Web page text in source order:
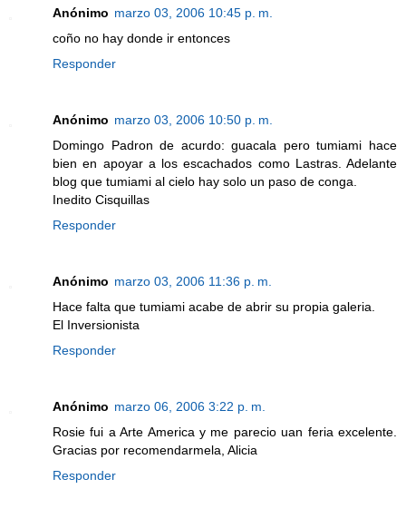
Anónimo marzo 03, 2006 10:45 p. m.
coño no hay donde ir entonces
Responder
Anónimo marzo 03, 2006 10:50 p. m.
Domingo Padron de acurdo: guacala pero tumiami hace
bien en apoyar a los escachados como Lastras. Adelante
blog que tumiami al cielo hay solo un paso de conga.
Inedito Cisquillas
Responder
Anónimo marzo 03, 2006 11:36 p. m.
Hace falta que tumiami acabe de abrir su propia galeria.
El Inversionista
Responder
Anónimo marzo 06, 2006 3:22 p. m.
Rosie fui a Arte America y me parecio uan feria excelente.
Gracias por recomendarmela, Alicia
Responder